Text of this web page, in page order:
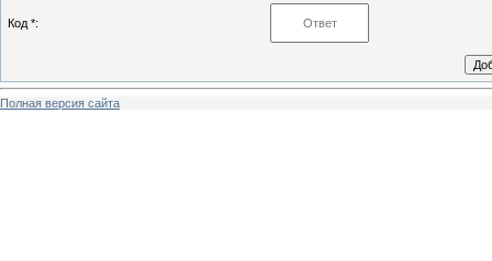
Код *:
Полная версия сайта